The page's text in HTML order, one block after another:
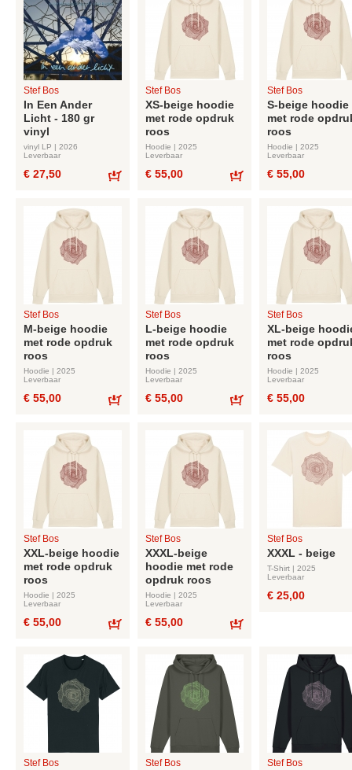
Stef Bos
In Een Ander
Licht - 180 gr
vinyl
vinyl LP | 2026
Leverbaar
€ 27,50
Stef Bos
XS-beige hoodie
met rode opdruk
roos
Hoodie | 2025
Leverbaar
€ 55,00
Stef Bos
S-beige hoodie
met rode
roos
Hoodie | 2025
Leverbaar
€ 55,00
Stef Bos
M-beige hoodie
met rode opdruk
roos
Hoodie | 2025
Leverbaar
€ 55,00
Stef Bos
L-beige hoodie
met rode opdruk
roos
Hoodie | 2025
Leverbaar
€ 55,00
Stef Bos
XL-beige
met rode
roos
Hoodie | 2025
Leverbaar
€ 55,00
Stef Bos
XXL-beige hoodie
met rode opdruk
roos
Hoodie | 2025
Leverbaar
€ 55,00
Stef Bos
XXXL-beige
hoodie met rode
opdruk roos
Hoodie | 2025
Leverbaar
€ 55,00
Stef Bos
XXXL - beige
T-Shirt | 2025
Leverbaar
€ 25,00
Stef Bos Stef Bos Stef Bos